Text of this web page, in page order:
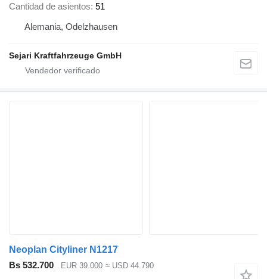
Cantidad de asientos 51
Alemania, Odelzhausen
Sejari Kraftfahrzeuge GmbH
Neoplan Cityliner N1217
Bs 532.700
EUR 39.000 ≈ USD 44.790